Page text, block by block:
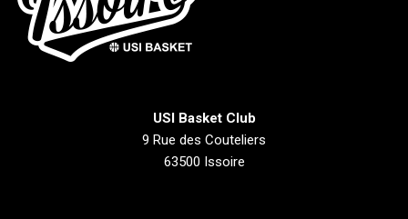
USI Basket Club
9 Rue des Couteliers
63500 Issoire